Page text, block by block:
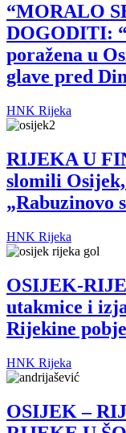
“MORALO
DOGODITI:
poražena u
glave pred
HNK Rijeka
RIJEKA U
slomili
„Rabuzinovo
HNK Rijeka
OSIJEK-
utakmice i
Rijekine
HNK Rijeka
OSIJEK –